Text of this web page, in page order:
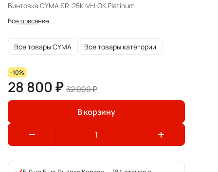
Винтовка CYMA SR-25K M-LOK Platinum
Все описание
Все товары CYMA Все товары категории
-10%
28 800 ₽ 32 000 ₽
В корзину